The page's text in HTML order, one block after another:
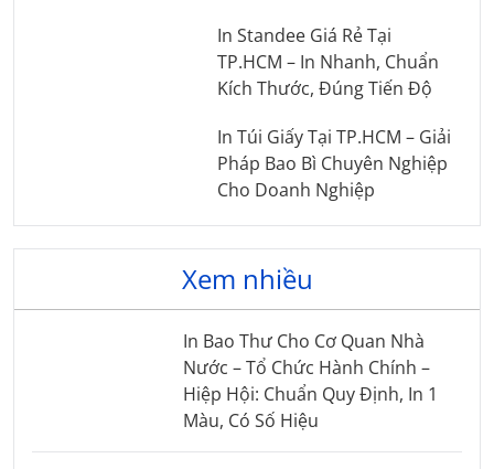
In Standee Giá Rẻ Tại
TP.HCM – In Nhanh, Chuẩn
Kích Thước, Đúng Tiến Độ
In Túi Giấy Tại TP.HCM – Giải
Pháp Bao Bì Chuyên Nghiệp
Cho Doanh Nghiệp
Xem nhiều
In Bao Thư Cho Cơ Quan Nhà
Nước – Tổ Chức Hành Chính –
Hiệp Hội: Chuẩn Quy Định, In 1
Màu, Có Số Hiệu